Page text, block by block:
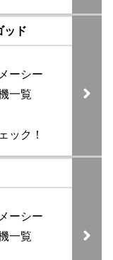
ッド
ーシー
一覧
ック！
ーシー
一覧